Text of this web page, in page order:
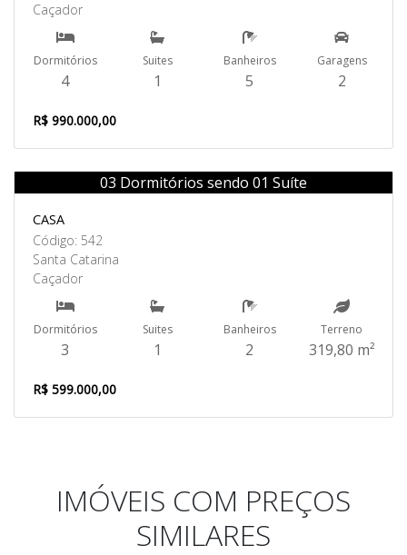
Caçador
Dormitórios
4
Suites
1
Banheiros
5
Garagens
2
R$ 990.000,00
Venda
03 Dormitórios sendo 01 Suíte
CASA
Código: 542
Santa Catarina
Caçador
Dormitórios
3
Suites
1
Banheiros
2
Terreno
319,80 m²
R$ 599.000,00
IMÓVEIS COM PREÇOS
SIMILARES